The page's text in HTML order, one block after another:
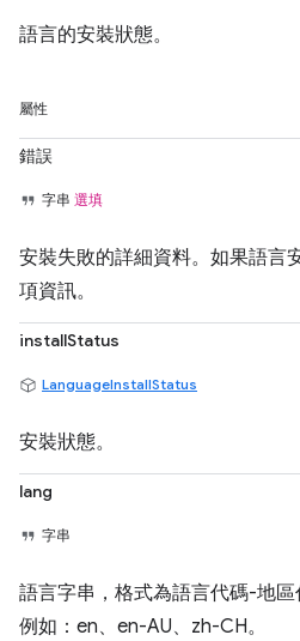
語言的安裝狀態。
屬性
錯誤
字串 選填
安裝失敗的詳細資料。如果語言
項資訊。
installStatus
LanguageInstallStatus
安裝狀態。
lang
字串
語言字串，格式為語言代碼-地區
例如：en、en-AU、zh-CH。